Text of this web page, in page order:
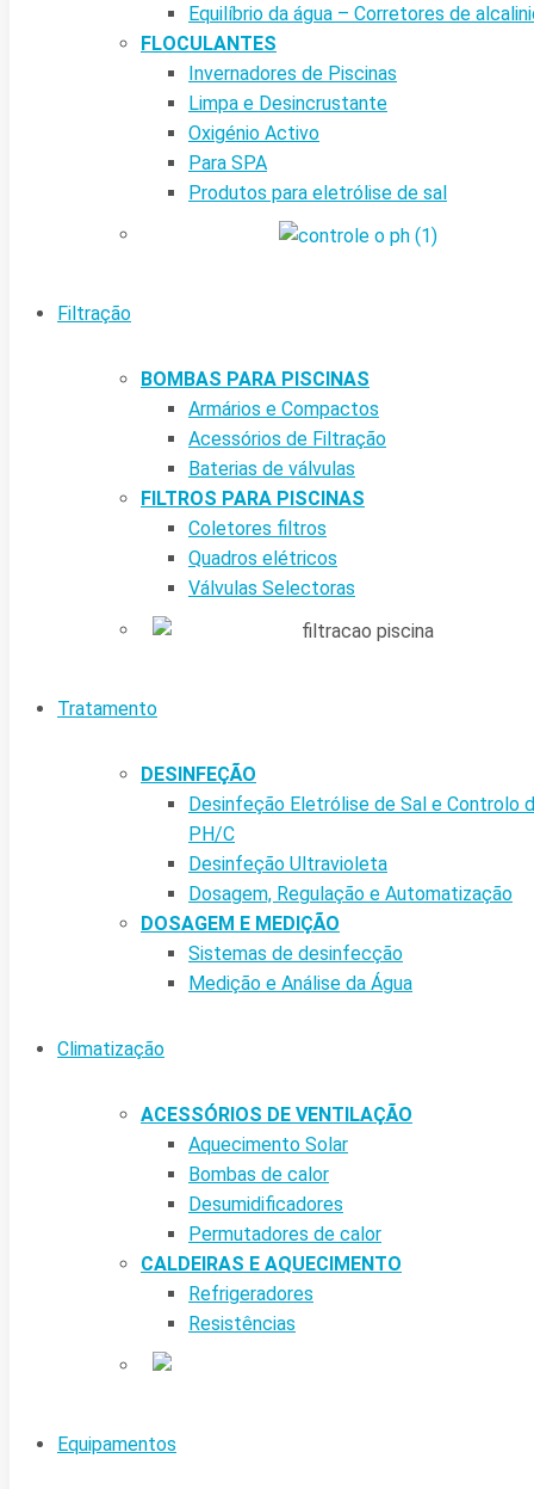
Equilíbrio da água – Corretores de
FLOCULANTES
Invernadores de Piscinas
Limpa e Desincrustante
Oxigénio Activo
Para SPA
Produtos para eletrólise de sal
Filtração
BOMBAS PARA PISCINAS
Armários e Compactos
Acessórios de Filtração
Baterias de válvulas
FILTROS PARA PISCINAS
Coletores filtros
Quadros elétricos
Válvulas Selectoras
Tratamento
DESINFEÇÃO
Desinfeção Eletrólise de Sal e Controlo
PH/C
Desinfeção Ultravioleta
Dosagem, Regulação e Automatização
DOSAGEM E MEDIÇÃO
Sistemas de desinfecção
Medição e Análise da Água
Climatização
ACESSÓRIOS DE VENTILAÇÃO
Aquecimento Solar
Bombas de calor
Desumidificadores
Permutadores de calor
CALDEIRAS E AQUECIMENTO
Refrigeradores
Resistências
Equipamentos